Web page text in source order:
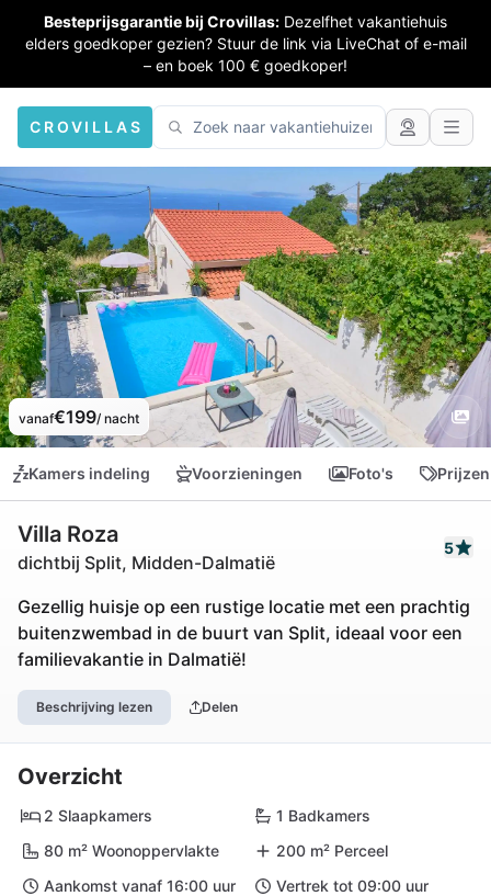
Besteprijsgarantie bij Crovillas: Dezelfhet vakantiehuis
elders goedkoper gezien? Stuur de link via LiveChat of e-mail
– en boek 100 € goedkoper!
CROVILLAS
vanaf€199/ nacht
Kamers indeling Voorzieningen Foto's
Villa Roza
dichtbij Split, Midden-Dalmatië
5
Gezellig huisje op een rustige locatie met een prachtig
buitenzwembad in de buurt van Split, ideaal voor een
familievakantie in Dalmatië!
Beschrijving lezen Delen
Overzicht
2 Slaapkamers
1 Badkamers
80 m² Woonoppervlakte
200 m² Perceel
Aankomst vanaf 16:00 uur
Vertrek tot 09:00 uur